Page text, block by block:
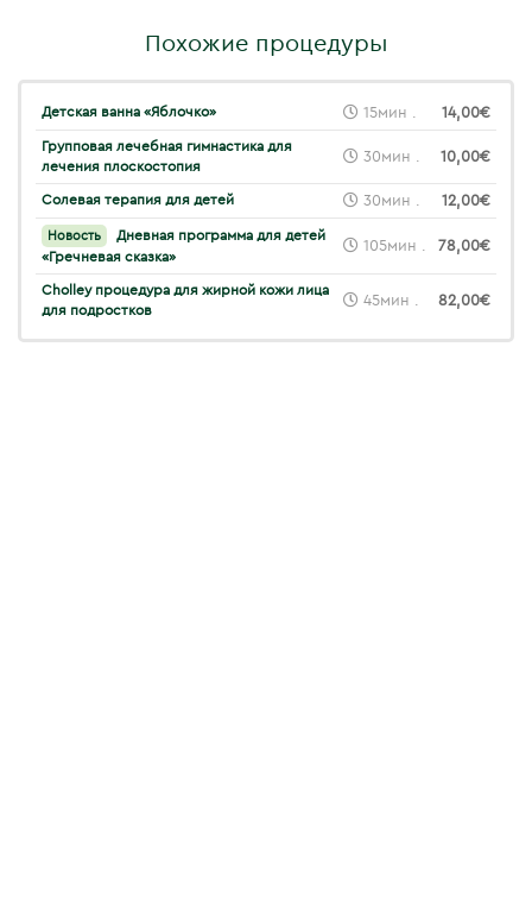
Похожие процедуры
Детская ванна «Яблочко» 15мин . 14,00€
Групповая лечебная гимнастика для
лечения плоскостопия
30мин . 10,00€
Солевая терапия для детей 30мин . 12,00€
Новость
Дневная программа для детей
«Гречневая сказка»
105мин . 78,00€
Cholley процедура для жирной кожи лица
для подростков
45мин . 82,00€